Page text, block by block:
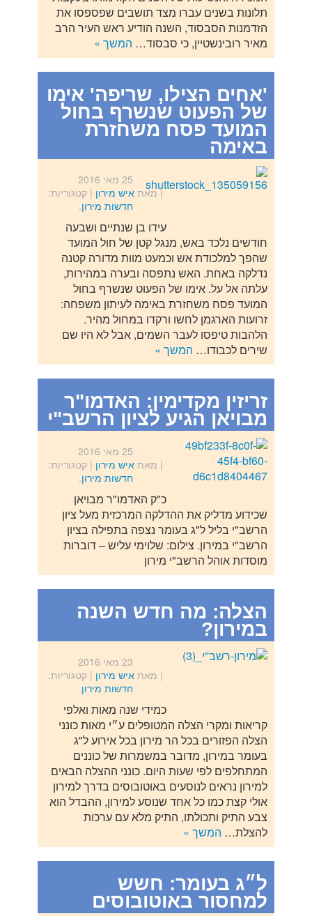
תלונות בשנים עברו מצד תושבים שפספסו את
הזדמנות הסבסוד, השנה הודיע ראש העיר הרב
מאיר רובינשטיין, כי סבסוד… המשך »
'אחים הצילו, שריפה' אימו
של הפעוט שנשרף בחול
המועד פסח משחזרת
באימה
25 מאי 2016
| מאת איש מירון | קטגוריות:
חדשות מירון.
עידו בן שנתיים ושבעה
חודשים נלכד באש, מנגל קטן של חול המועד
שהפך למלכודת אש וכמעט מוות מדורה קטנה
נדלקה באחת. האש נתפסה ובערה במהירות,
עלתה אל על. אימו של הפעוט שנשרף בחול
המועד פסח משחזרת באימה לעיתון משפחה:
זרועות הארגמן לחשו ורקדו במחול מהיר.
הלהבות טיפסו לעבר השמים, אבל לא היו שם
שירים לכבודו… המשך »
זריזין מקדימין: האדמו"ר
מבויאן הגיע לציון הרשב"י
25 מאי 2016
| מאת איש מירון | קטגוריות:
חדשות מירון.
כ"ק האדמו"ר מבויאן
שכידוע מדליק את ההדלקה המרכזית מעל ציון
הרשב"י בליל ל"ג בעומר נצפה בתפילה בציון
הרשב"י במירון. צילום: שלוימי עליש – דוברות
מוסדות אוהל הרשב"י מירון
הצלה: מה חדש השנה
במירון?
23 מאי 2016
| מאת איש מירון | קטגוריות:
חדשות מירון.
כמידי שנה מאות ואלפי
קריאות ומקרי הצלה המטופלים ע״י מאות כונני
הצלה הפזורים בכל הר מירון בכל אירוע ל"ג
בעומר במירון, מדובר במשמרות של כוננים
המתחלפים לפי שעות היום. כונני ההצלה הבאים
למירון נראים לנוסעים באוטובוסים בדרך למירון
אולי קצת כמו כל אחד שנוסע למירון, ההבדל הוא
צבע התיק ותכולתו, התיק מלא עם ערכות
להצלת… המשך »
ל״ג בעומר: חשש
למחסור באוטובוסים